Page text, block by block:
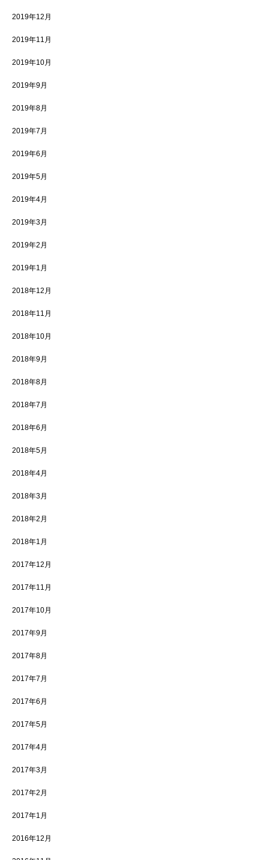
2019年12月
2019年11月
2019年10月
2019年9月
2019年8月
2019年7月
2019年6月
2019年5月
2019年4月
2019年3月
2019年2月
2019年1月
2018年12月
2018年11月
2018年10月
2018年9月
2018年8月
2018年7月
2018年6月
2018年5月
2018年4月
2018年3月
2018年2月
2018年1月
2017年12月
2017年11月
2017年10月
2017年9月
2017年8月
2017年7月
2017年6月
2017年5月
2017年4月
2017年3月
2017年2月
2017年1月
2016年12月